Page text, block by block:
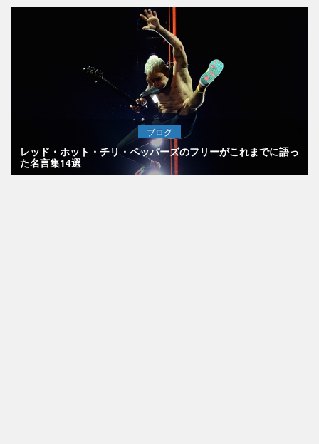
ブログ
レッド・ホット・チリ・ペッパーズのフリーがこれまでに語っ
た名言集14選